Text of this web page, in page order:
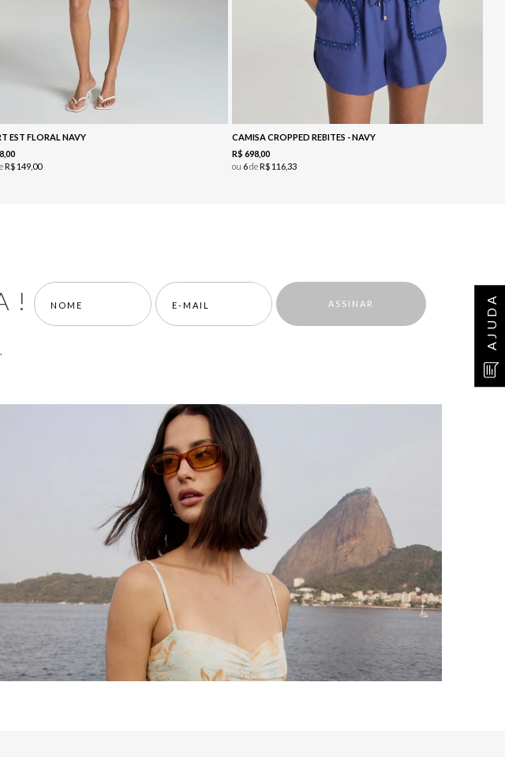
AJUDA
EST FLORAL NAVY
,00
R$ 149, 00
CAMISA CROPPED REBITES - NAVY
R$ 698,00
ou 6deR$ 116,33
ASSINAR